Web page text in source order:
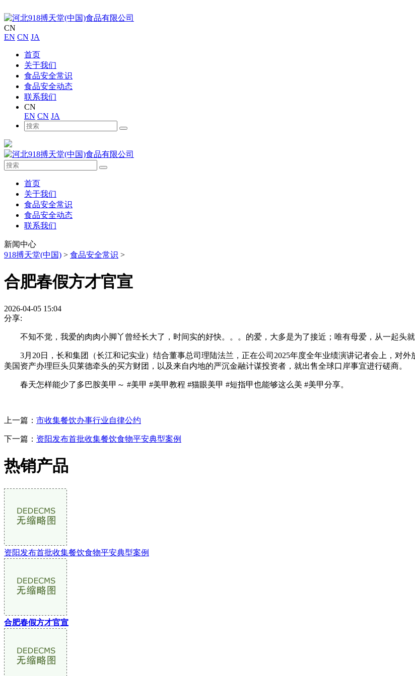
CN
EN CN JA
首页
关于我们
食品安全常识
食品安全动态
联系我们
CN
EN CN JA
首页
关于我们
食品安全常识
食品安全动态
联系我们
新闻中心
918搏天堂(中国) > 食品安全常识 >
合肥春假方才官宣
2026-04-05 15:04
分享:
不知不觉，我爱的肉肉小脚丫曾经长大了，时间实的好快。。。的爱，大多是为了接近；唯有母爱，从一起头就
3月20日，长和集团（长江和记实业）结合董事总司理陆法兰，正在公司2025年度全年业绩演讲记者会上，对外
美国资产办理巨头贝莱德牵头的买方财团，以及来自内地的严沉金融计谋投资者，就出售全球口岸事宜进行磋商。
春天怎样能少了多巴胺美甲～ #美甲 #美甲教程 #猫眼美甲 #短指甲也能够这么美 #美甲分享。
上一篇： 市收集餐饮办事行业自律公约
下一篇： 资阳发布首批收集餐饮食物平安典型案例
热销产品
资阳发布首批收集餐饮食物平安典型案例
合肥春假方才官宣